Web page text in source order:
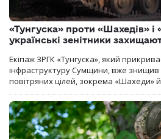
«Тунгуска» проти «Шахедів» і
українські зенітники
Екіпаж ЗРГК «Тунгуска», який
інфраструктуру Сумщини, вже
повітряних цілей, зокрема «Шахеди»